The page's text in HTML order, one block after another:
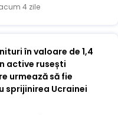
4 zile
în valoare de 1,4
active rusești
urmează să fie
sprijinirea Ucrainei